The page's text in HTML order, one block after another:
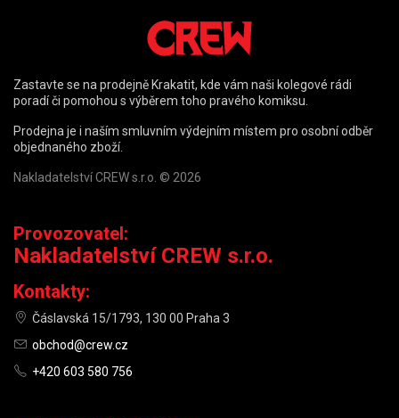
Zastavte se na prodejně Krakatit, kde vám naši kolegové rádi
poradí či pomohou s výběrem toho pravého komiksu.
Prodejna je i naším smluvním výdejním místem pro osobní odběr
objednaného zboží.
Nakladatelství CREW s.r.o. © 2026
Provozovatel:
Nakladatelství CREW s.r.o.
Kontakty:
Čáslavská 15/1793, 130 00 Praha 3
obchod@crew.cz
+420 603 580 756